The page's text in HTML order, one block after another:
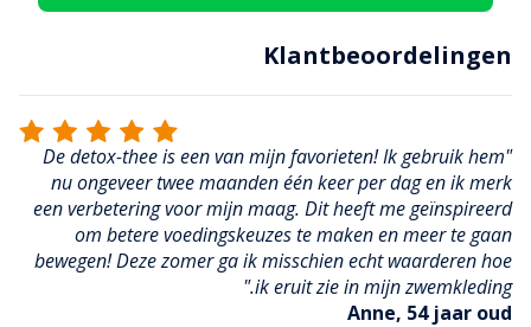
Klantbeoordelingen
"De detox-thee is een van mijn favorieten! Ik gebruik hem
nu ongeveer twee maanden één keer per dag en ik merk
een verbetering voor mijn maag. Dit heeft me geïnspireerd
om betere voedingskeuzes te maken en meer te gaan
bewegen! Deze zomer ga ik misschien echt waarderen hoe
ik eruit zie in mijn zwemkleding."
Anne, 54 jaar oud